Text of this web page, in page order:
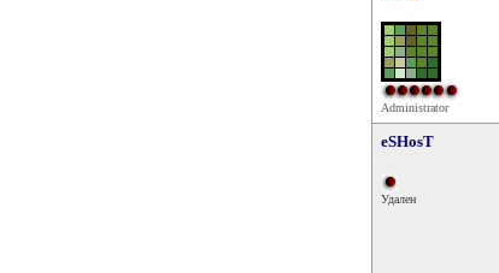
Administrator
eSHosT
Удален